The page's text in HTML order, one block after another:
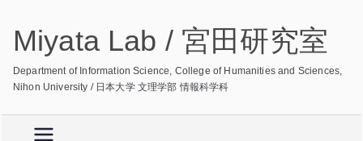
Miyata Lab / 宮田研究室
Department of Information Science, College of Humanities and Sciences,
Nihon University / 日本大学 文理学部 情報科学科